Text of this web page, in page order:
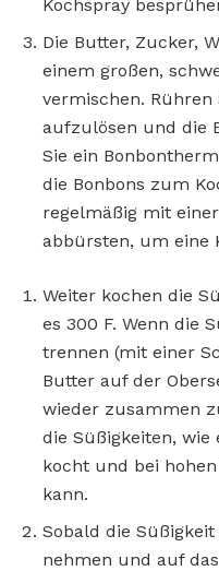
Kochspray
Die Butter, Zucker,
einem großen,
vermischen.
aufzulösen und die
Sie ein
die Bonbons zum
regelmäßig mit
abbürsten, um eine
Weiter kochen die
es 300 F. Wenn die
trennen (mit einer
Butter auf der
wieder zusammen
die Süßigkeiten, wie
kocht und bei
kann.
Sobald die
nehmen und auf